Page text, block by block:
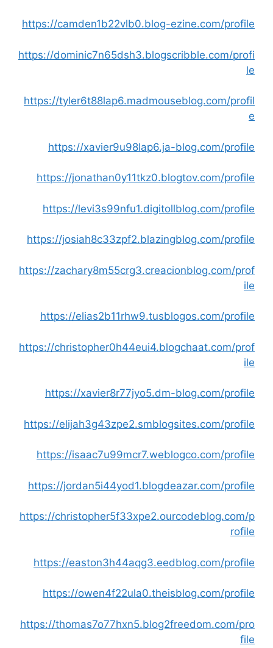
https://camden1b22vlb0.blog-ezine.com/profile
https://dominic7n65dsh3.blogscribble.com/profi
le
https://tyler6t88lap6.madmouseblog.com/profil
e
https://xavier9u98lap6.ja-blog.com/profile
https://jonathan0y11tkz0.blogtov.com/profile
https://levi3s99nfu1.digitollblog.com/profile
https://josiah8c33zpf2.blazingblog.com/profile
https://zachary8m55crg3.creacionblog.com/prof
ile
https://elias2b11rhw9.tusblogos.com/profile
https://christopher0h44eui4.blogchaat.com/prof
ile
https://xavier8r77jyo5.dm-blog.com/profile
https://elijah3g43zpe2.smblogsites.com/profile
https://isaac7u99mcr7.weblogco.com/profile
https://jordan5i44yod1.blogdeazar.com/profile
https://christopher5f33xpe2.ourcodeblog.com/p
rofile
https://easton3h44aqg3.eedblog.com/profile
https://owen4f22ula0.theisblog.com/profile
https://thomas7o77hxn5.blog2freedom.com/pro
file